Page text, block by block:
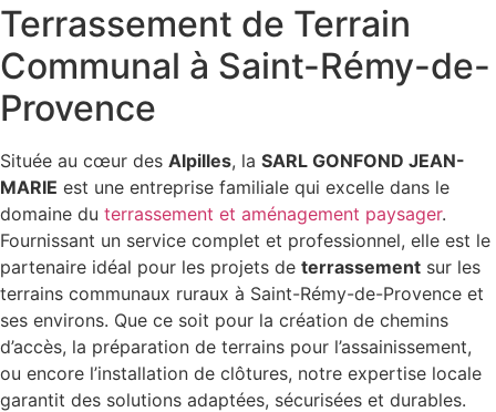
Terrassement de Terrain
Communal à Saint-Rémy-de-
Provence
Située au cœur des Alpilles, la SARL GONFOND JEAN-
MARIE est une entreprise familiale qui excelle dans le
domaine du terrassement et aménagement paysager.
Fournissant un service complet et professionnel, elle est le
partenaire idéal pour les projets de terrassement sur les
terrains communaux ruraux à Saint-Rémy-de-Provence et
ses environs. Que ce soit pour la création de chemins
d’accès, la préparation de terrains pour l’assainissement,
ou encore l’installation de clôtures, notre expertise locale
garantit des solutions adaptées, sécurisées et durables.